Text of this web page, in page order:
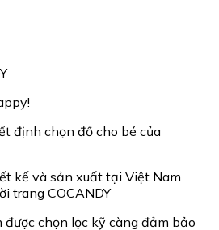
định chọn đồ cho bé của
kế và sản xuất tại Việt Nam
trang COCANDY
chọn lọc kỹ càng đảm bảo